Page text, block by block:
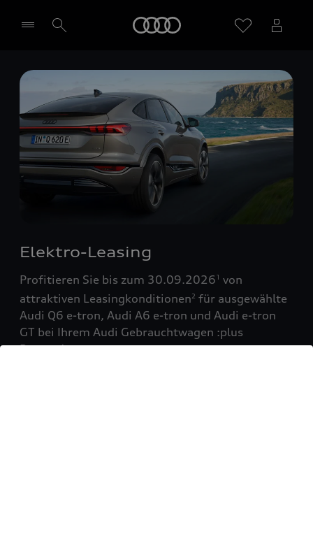
Händler wählen
Elektro-Leasing
Profitieren Sie bis zum 30.09.20261 von
attraktiven Leasingkonditionen2 für ausgewählte
Audi Q6 e-tron, Audi A6 e-tron und Audi e-tron
GT bei Ihrem Audi Gebrauchtwagen :plus
Partner!